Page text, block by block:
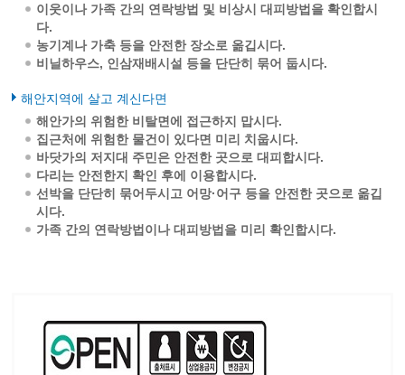
이웃이나 가족 간의 연락방법 및 비상시 대피방법을 확인합시
다.
농기계나 가축 등을 안전한 장소로 옮깁시다.
비닐하우스, 인삼재배시설 등을 단단히 묶어 둡시다.
해안지역에 살고 계신다면
해안가의 위험한 비탈면에 접근하지 맙시다.
집근처에 위험한 물건이 있다면 미리 치웁시다.
바닷가의 저지대 주민은 안전한 곳으로 대피합시다.
다리는 안전한지 확인 후에 이용합시다.
선박을 단단히 묶어두시고 어망·어구 등을 안전한 곳으로 옮깁
시다.
가족 간의 연락방법이나 대피방법을 미리 확인합시다.